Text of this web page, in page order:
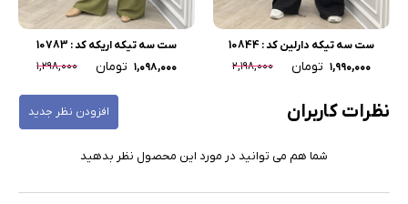
ست سه تیکه دارلین کد : 10844
۱,۹۹۰,۰۰۰ تومان ۲,۱۹۸,۰۰۰
ست سه تیکه اریکه کد : 10783
۱,۰۹۸,۰۰۰ تومان ۱,۲۹۸,۰۰۰
نظرات کاربران افزودن نظر جدید
شما هم می توانید در مورد این محصول نظر بدهید